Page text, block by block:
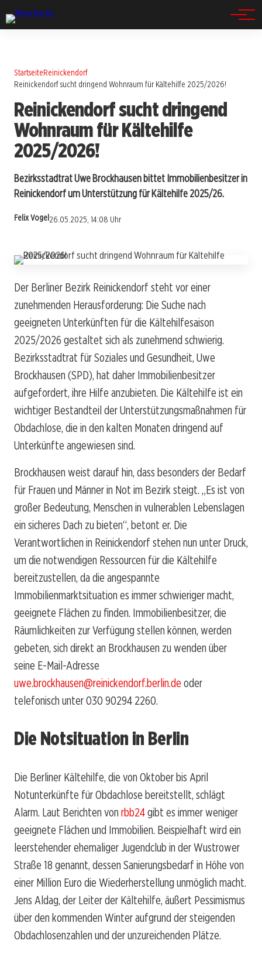
StartseiteReinickendorf
Reinickendorf sucht dringend Wohnraum für Kältehilfe 2025/2026!
Reinickendorf sucht dringend
Wohnraum für Kältehilfe
2025/2026!
Bezirksstadtrat Uwe Brockhausen bittet Immobilienbesitzer in
Reinickendorf um Unterstützung für Kältehilfe 2025/26.
Felix Vogel 26.05.2025, 14:08 Uhr
Der Berliner Bezirk Reinickendorf steht vor einer
zunehmenden Herausforderung: Die Suche nach
geeigneten Unterkünften für die Kältehilfesaison
2025/2026 gestaltet sich als zunehmend schwierig.
Bezirksstadtrat für Soziales und Gesundheit, Uwe
Brockhausen (SPD), hat daher Immobilienbesitzer
aufgefordert, ihre Hilfe anzubieten. Die Kältehilfe ist ein
wichtiger Bestandteil der Unterstützungsmaßnahmen für
Obdachlose, die in den kalten Monaten dringend auf
Unterkünfte angewiesen sind.
Brockhausen weist darauf hin, dass besonders der Bedarf
für Frauen und Männer in Not im Bezirk steigt. „Es ist von
großer Bedeutung, Menschen in vulnerablen Lebenslagen
ein sicheres Dach zu bieten“, betont er. Die
Verantwortlichen in Reinickendorf stehen nun unter Druck,
um die notwendigen Ressourcen für die Kältehilfe
bereitzustellen, da die angespannte
Immobilienmarktsituation es immer schwieriger macht,
geeignete Flächen zu finden. Immobilienbesitzer, die
Räumlichkeiten zur Verfügung stellen können, werden
gebeten, sich direkt an Brockhausen zu wenden über
seine E-Mail-Adresse
uwe.brockhausen@reinickendorf.berlin.de oder
telefonisch unter 030 90294 2260.
Die Notsituation in Berlin
Die Berliner Kältehilfe, die von Oktober bis April
Notunterkünfte für Obdachlose bereitstellt, schlägt
Alarm. Laut Berichten von rbb24gibt es immer weniger
geeignete Flächen und Immobilien. Beispielhaft wird ein
leerstehender ehemaliger Jugendclub in der Wustrower
Straße 18 genannt, dessen Sanierungsbedarf in Höhe von
einer Million Euro die Wiederherstellung unmöglich macht.
Jens Aldag, der Leiter der Kältehilfe, äußert Pessimismus
über den kommenden Winter aufgrund der steigenden
Obdachlosenzahlen und der unzureichenden Plätze.